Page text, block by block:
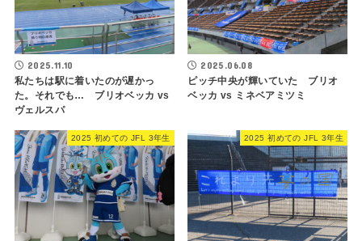
2025.11.10
私たちは駅に着いたのが遅かっ
た。それでも… ブリオベッカ vs
ヴェルスパ
2025.06.08
ピッチ中央が輝いていた ブリオ
ベッカ vs ミネベアミツミ
2025 初めての JFL 3年生 2025 初めての JFL 3年生